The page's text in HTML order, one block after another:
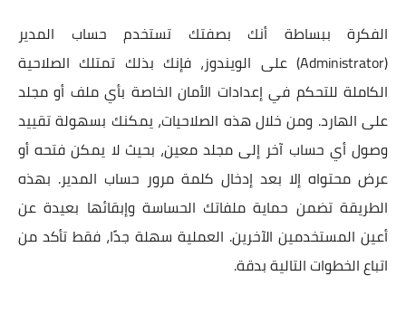
الفكرة ببساطة أنك بصفتك تستخدم حساب المدير
(Administrator) على الويندوز، فإنك بذلك تمتلك الصلاحية
الكاملة للتحكم في إعدادات الأمان الخاصة بأي ملف أو مجلد
على الهارد. ومن خلال هذه الصلاحيات، يمكنك بسهولة تقييد
وصول أي حساب آخر إلى مجلد معين، بحيث لا يمكن فتحه أو
عرض محتواه إلا بعد إدخال كلمة مرور حساب المدير. بهذه
الطريقة تضمن حماية ملفاتك الحساسة وإبقائها بعيدة عن
أعين المستخدمين الآخرين. العملية سهلة جدًا، فقط تأكد من
اتباع الخطوات التالية بدقة.